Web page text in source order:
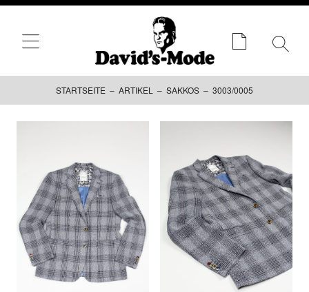
STARTSEITE – ARTIKEL – SAKKOS – 3003/0005